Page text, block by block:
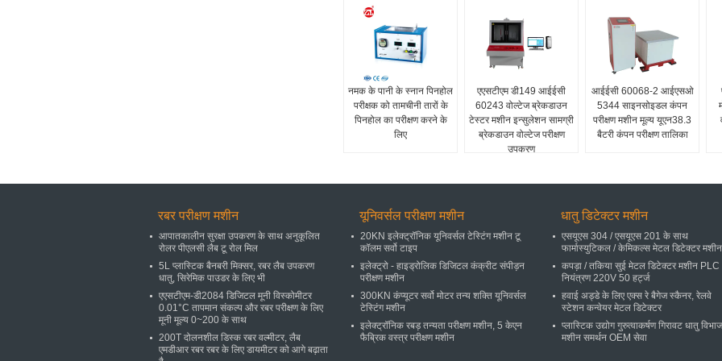
नमक के पानी के स्नान पिनहोल
परीक्षक को तामचीनी तारों के
पिनहोल का परीक्षण करने के
लिए
एएसटीएम डी149 आईईसी
60243 वोल्टेज ब्रेकडाउन
टेस्टर मशीन इन्सुलेशन सामग्री
ब्रेकडाउन वोल्टेज परीक्षण
उपकरण
आईईसी 60068-2 आईएसओ
5344 साइनसोइडल कंपन
परीक्षण मशीन मूल्य यूएन38.3
बैटरी कंपन परीक्षण तालिका
रबर परीक्षण मशीन
आपातकालीन सुरक्षा उपकरण के साथ अनुकूलित
रोलर पीएलसी लैब टू रोल मिल
5L प्लास्टिक बैनबरी मिक्सर, रबर लैब उपकरण
धातु, सिरेमिक पाउडर के लिए भी
एएसटीएम-डी2084 डिजिटल मूनी विस्कोमीटर
0.01°C तापमान संकल्प और रबर परीक्षण के लिए
मूनी मूल्य 0~200 के साथ
200T दोलनशील डिस्क रबर वल्मीटर, लैब
एमडीआर रबर रबर के लिए डायमीटर को आगे बढ़ाता
यूनिवर्सल परीक्षण मशीन
20KN इलेक्ट्रॉनिक यूनिवर्सल टेस्टिंग मशीन टू
कॉलम सर्वो टाइप
इलेक्ट्रो - हाइड्रोलिक डिजिटल कंक्रीट संपीड़न
परीक्षण मशीन
300KN कंप्यूटर सर्वो मोटर तन्य शक्ति यूनिवर्सल
टेस्टिंग मशीन
इलेक्ट्रॉनिक रबड़ तन्यता परीक्षण मशीन, 5 केएन
फैब्रिक वस्त्र परीक्षण मशीन
धातु डिटेक्टर मशीन
एसयूएस 304 / एसयूएस 201 के साथ
फार्मास्युटिकल / केमिकल्स मेटल डिटेक्टर मशीन
कपड़ा / तकिया सुई मेटल डिटेक्टर मशीन PLC
नियंत्रण 220V 50 हर्ट्ज
हवाई अड्डे के लिए एक्स रे बैगेज स्कैनर, रेलवे
स्टेशन कन्वेयर मेटल डिटेक्टर
प्लास्टिक उद्योग गुरुत्वाकर्षण गिरावट धातु
मशीन समर्थन OEM सेवा